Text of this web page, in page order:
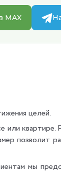
MAX
целей.
или квартире.
позволит
мы